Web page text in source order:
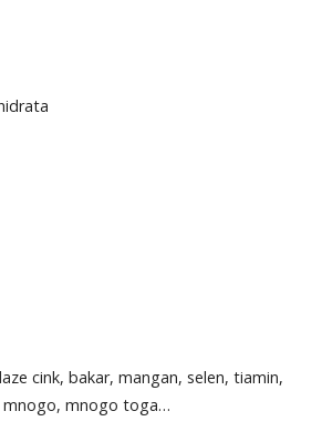
cink, bakar, mangan, selen, tiamin,
mnogo, mnogo toga…